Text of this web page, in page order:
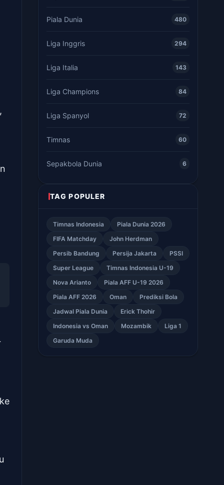
Piala Dunia 480
Liga Inggris 294
Liga Italia 143
Liga Champions 84
Liga Spanyol 72
Timnas 60
Sepakbola Dunia 6
TAG POPULER
Timnas Indonesia
Piala Dunia 2026
FIFA Matchday
John Herdman
Persib Bandung
Persija Jakarta
PSSI
Super League
Timnas Indonesia U-19
Nova Arianto
Piala AFF U-19 2026
Piala AFF 2026
Oman
Prediksi Bola
Jadwal Piala Dunia
Erick Thohir
Indonesia vs Oman
Mozambik
Liga 1
Garuda Muda